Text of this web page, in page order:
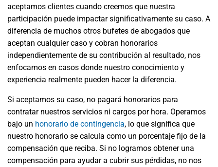
aceptamos clientes cuando creemos que nuestra
participación puede impactar significativamente su caso. A
diferencia de muchos otros bufetes de abogados que
aceptan cualquier caso y cobran honorarios
independientemente de su contribución al resultado, nos
enfocamos en casos donde nuestro conocimiento y
experiencia realmente pueden hacer la diferencia.
Si aceptamos su caso, no pagará honorarios para
contratar nuestros servicios ni cargos por hora. Operamos
bajo un honorario de contingencia, lo que significa que
nuestro honorario se calcula como un porcentaje fijo de la
compensación que reciba. Si no logramos obtener una
compensación para ayudar a cubrir sus pérdidas, no nos